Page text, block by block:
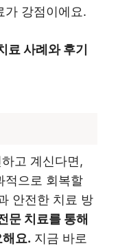
가 강점이에요.
료 사례와 후기
고 계신다면,
적으로 회복할
안전한 치료 방
문 치료를 통해
요. 지금 바로